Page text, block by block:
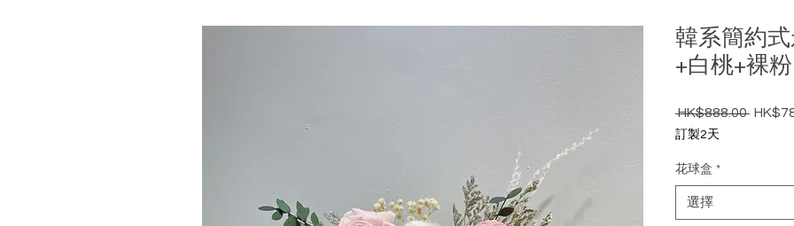
韓系簡約
+白桃+裸粉
HK$888.00 一般價
訂製2天
花球盒 *
選擇